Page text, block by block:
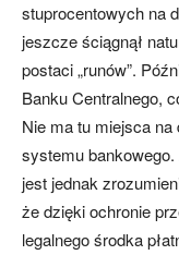
stuprocentowych na
jeszcze ściągnął
postaci „runów”.
Banku Centralnego,
Nie ma tu miejsca na
systemu
jest jednak
że dzięki ochronie
legalnego środka